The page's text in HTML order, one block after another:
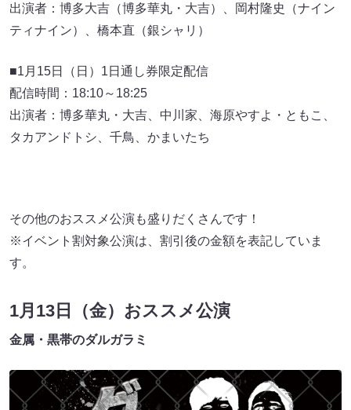
出演者：博多大吉（博多華丸・大吉）、岡村隆史（ナイン
ティナイン）、橋本直（銀シャリ）
■1月15日（日）1日通し券限定配信
配信時間：18:10～18:25
出演者：博多華丸・大吉、中川家、海原やすよ・ともこ、
タカアンドトシ、千鳥、かまいたち
その他のおススメ公演も盛りだくさんです！
※イベント割対象公演は、割引後の⾦額を表記していま
す。
1月13日（金）おススメ公演
金属・黒帯のダルガラミ